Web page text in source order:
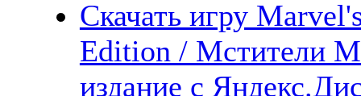
Скачать игру
Edition / Мстители
издание с